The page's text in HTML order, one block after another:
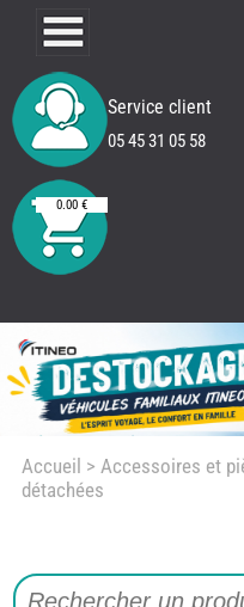
Service client
05 45 31 05 58
0.00 €
Accueil > Accessoires et
détachées